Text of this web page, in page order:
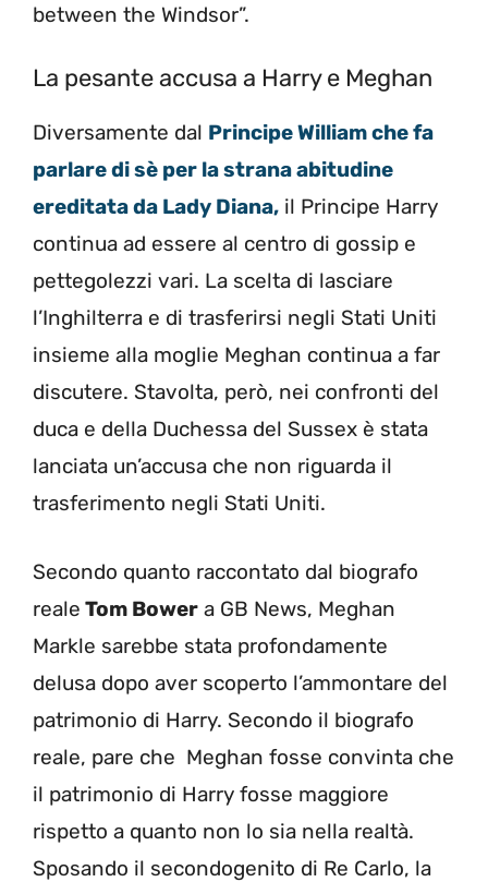
between the Windsor”.
La pesante accusa a Harry e Meghan
Diversamente dal Principe William che fa
parlare di sè per la strana abitudine
ereditata da Lady Diana, il Principe Harry
continua ad essere al centro di gossip e
pettegolezzi vari. La scelta di lasciare
l’Inghilterra e di trasferirsi negli Stati Uniti
insieme alla moglie Meghan continua a far
discutere. Stavolta, però, nei confronti del
duca e della Duchessa del Sussex è stata
lanciata un’accusa che non riguarda il
trasferimento negli Stati Uniti.
Secondo quanto raccontato dal biografo
reale Tom Bower a GB News, Meghan
Markle sarebbe stata profondamente
delusa dopo aver scoperto l’ammontare del
patrimonio di Harry. Secondo il biografo
reale, pare che Meghan fosse convinta che
il patrimonio di Harry fosse maggiore
rispetto a quanto non lo sia nella realtà.
Sposando il secondogenito di Re Carlo, la